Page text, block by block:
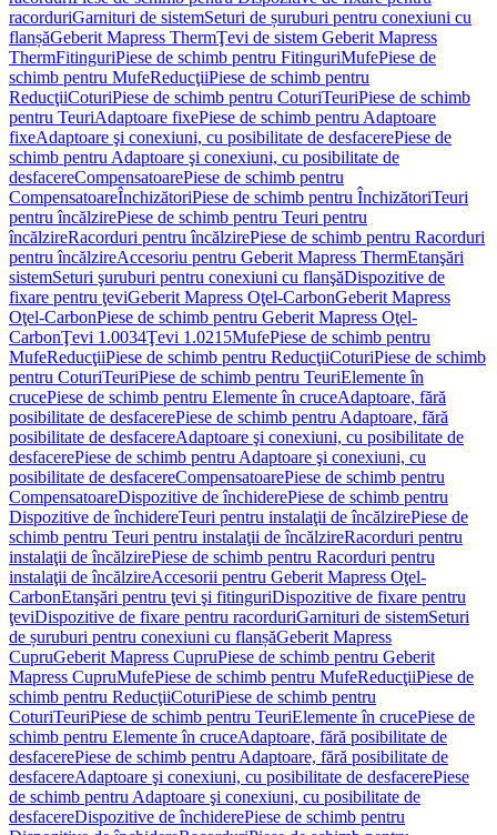
racorduriGarnituri de sistemSeturi de șuruburi pentru conexiuni cu
flanșăGeberit Mapress ThermŢevi de sistem Geberit Mapress
ThermFitinguriPiese de schimb pentru FitinguriMufePiese de
schimb pentru MufeReducţiiPiese de schimb pentru
ReducţiiCoturiPiese de schimb pentru CoturiTeuriPiese de schimb
pentru TeuriAdaptoare fixePiese de schimb pentru Adaptoare
fixeAdaptoare şi conexiuni, cu posibilitate de desfacerePiese de
schimb pentru Adaptoare şi conexiuni, cu posibilitate de
desfacereCompensatoarePiese de schimb pentru
CompensatoareÎnchizătoriPiese de schimb pentru ÎnchizătoriTeuri
pentru încălzirePiese de schimb pentru Teuri pentru
încălzireRacorduri pentru încălzirePiese de schimb pentru Racorduri
pentru încălzireAccesoriu pentru Geberit Mapress ThermEtanşări
sistemSeturi şuruburi pentru conexiuni cu flanşăDispozitive de
fixare pentru ţeviGeberit Mapress Oţel-CarbonGeberit Mapress
Oţel-CarbonPiese de schimb pentru Geberit Mapress Oţel-
CarbonŢevi 1.0034Ţevi 1.0215MufePiese de schimb pentru
MufeReducţiiPiese de schimb pentru ReducţiiCoturiPiese de schimb
pentru CoturiTeuriPiese de schimb pentru TeuriElemente în
crucePiese de schimb pentru Elemente în cruceAdaptoare, fără
posibilitate de desfacerePiese de schimb pentru Adaptoare, fără
posibilitate de desfacereAdaptoare şi conexiuni, cu posibilitate de
desfacerePiese de schimb pentru Adaptoare şi conexiuni, cu
posibilitate de desfacereCompensatoarePiese de schimb pentru
CompensatoareDispozitive de închiderePiese de schimb pentru
Dispozitive de închidereTeuri pentru instalaţii de încălzirePiese de
schimb pentru Teuri pentru instalaţii de încălzireRacorduri pentru
instalaţii de încălzirePiese de schimb pentru Racorduri pentru
instalaţii de încălzireAccesorii pentru Geberit Mapress Oţel-
CarbonEtanşări pentru ţevi şi fitinguriDispozitive de fixare pentru
ţeviDispozitive de fixare pentru racorduriGarnituri de sistemSeturi
de șuruburi pentru conexiuni cu flanșăGeberit Mapress
CupruGeberit Mapress CupruPiese de schimb pentru Geberit
Mapress CupruMufePiese de schimb pentru MufeReducţiiPiese de
schimb pentru ReducţiiCoturiPiese de schimb pentru
CoturiTeuriPiese de schimb pentru TeuriElemente în crucePiese de
schimb pentru Elemente în cruceAdaptoare, fără posibilitate de
desfacerePiese de schimb pentru Adaptoare, fără posibilitate de
desfacereAdaptoare şi conexiuni, cu posibilitate de desfacerePiese
de schimb pentru Adaptoare şi conexiuni, cu posibilitate de
desfacereDispozitive de închiderePiese de schimb pentru